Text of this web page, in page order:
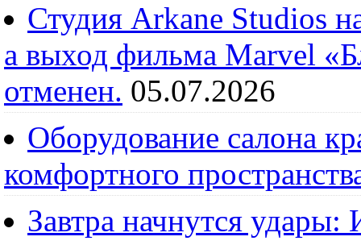
Студия Arkane Studios
а выход фильма Marvel
отменен. 05.07.2026
Оборудование салона
комфортного
Завтра начнутся